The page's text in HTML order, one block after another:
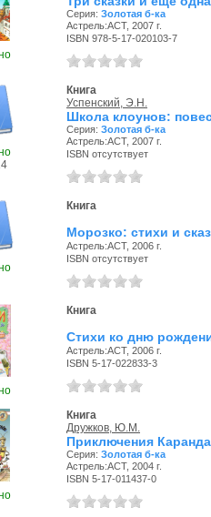
Серия: Золотая б-ка
Астрель:АСТ, 2007 г.
ISBN 978-5-17-020103-7
Книга
Успенский, Э.Н.
Школа клоунов:
Серия: Золотая б-ка
Астрель:АСТ, 2007 г.
ISBN отсутствует
Книга
Морозко: стихи и
Астрель:АСТ, 2006 г.
ISBN отсутствует
Книга
Стихи ко дню
Астрель:АСТ, 2006 г.
ISBN 5-17-022833-3
Книга
Дружков, Ю.М.
Приключения
Серия: Золотая б-ка
Астрель:АСТ, 2004 г.
ISBN 5-17-011437-0